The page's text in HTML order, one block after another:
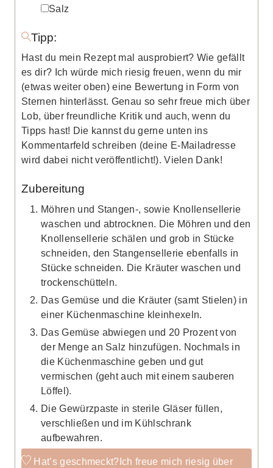
▢
Salz
Tipp:
Hast du mein Rezept mal ausprobiert? Wie gefällt
es dir? Ich würde mich riesig freuen, wenn du mir
(etwas weiter oben) eine Bewertung in Form von
Sternen hinterlässt. Genau so sehr freue mich über
Lob, über freundliche Kritik und auch, wenn du
Tipps hast! Die kannst du gerne unten ins
Kommentarfeld schreiben (deine E-Mailadresse
wird dabei nicht veröffentlicht!). Vielen Dank!
Zubereitung
Möhren und Stangen-, sowie Knollensellerie
waschen und abtrocknen. Die Möhren und den
Knollensellerie schälen und grob in Stücke
schneiden, den Stangensellerie ebenfalls in
Stücke schneiden. Die Kräuter waschen und
trockenschütteln.
Das Gemüse und die Kräuter (samt Stielen) in
einer Küchenmaschine kleinhexeln.
Das Gemüse abwiegen und 20 Prozent von
der Menge an Salz hinzufügen. Nochmals in
die Küchenmaschine geben und gut
vermischen (geht auch mit einem sauberen
Löffel).
Die Gewürzpaste in sterile Gläser füllen,
verschließen und im Kühlschrank
aufbewahren.
Hat’s geschmeckt? Ich freue mich riesig über